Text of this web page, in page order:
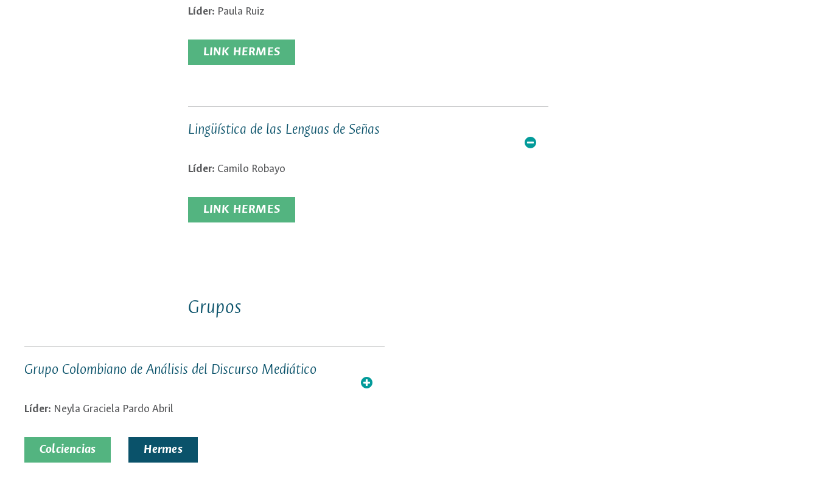
Líder: Paula Ruiz
LINK HERMES
Lingüística de las Lenguas de Señas
Líder: Camilo Robayo
LINK HERMES
Grupos
Grupo Colombiano de Análisis del Discurso Mediático
Líder: Neyla Graciela Pardo Abril
Colciencias Hermes